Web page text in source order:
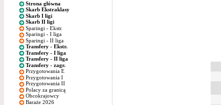
Strona główna
Skarb Ekstraklasy
Skarb I ligi
Skarb II ligi
Sparingi - Ekstr.
Sparingi - I liga
Sparingi - II liga
Transfery - Ekstr.
Transfery - I liga
Transfery - II liga
Transfery - zagr.
Przygotowania E
Przygotowania I
Przygotowania II
Polacy za granicą
Obcokrajowcy
Baraże 2026